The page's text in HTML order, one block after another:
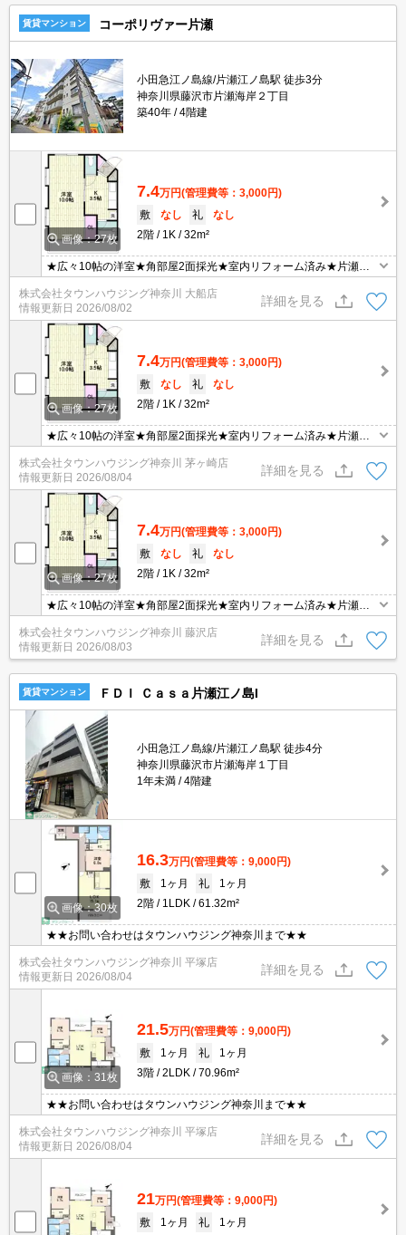
賃貸マンション コーポリヴァー片瀬
小田急江ノ島線/片瀬江ノ島駅 徒歩3分
神奈川県藤沢市片瀬海岸２丁目
築40年
4階建
画像：27枚
7.4万円(管理費等：3,000円)
敷
なし 礼
なし
2階
1K 32m²
★広々10帖の洋室★角部屋2面採光★室内リフォーム済み★片瀬江
ノ島駅徒歩3分の方立地★
株式会社タウンハウジング神奈川 大船店
情報更新日 2026/08/02
詳細を見る
画像：27枚
7.4万円(管理費等：3,000円)
敷
なし 礼
なし
2階
1K 32m²
★広々10帖の洋室★角部屋2面採光★室内リフォーム済み★片瀬江
ノ島駅徒歩3分の方立地★
株式会社タウンハウジング神奈川 茅ヶ崎店
情報更新日 2026/08/04
詳細を見る
画像：27枚
7.4万円(管理費等：3,000円)
敷
なし 礼
なし
2階
1K 32m²
★広々10帖の洋室★角部屋2面採光★室内リフォーム済み★片瀬江
ノ島駅徒歩3分の方立地★
株式会社タウンハウジング神奈川 藤沢店
情報更新日 2026/08/03
詳細を見る
賃貸マンション ＦＤＩ Ｃａｓａ片瀬江ノ島I
小田急江ノ島線/片瀬江ノ島駅 徒歩4分
神奈川県藤沢市片瀬海岸１丁目
1年未満
4階建
画像：30枚
16.3万円(管理費等：9,000円)
敷
1ヶ月 礼
1ヶ月
2階
1LDK 61.32m²
★★お問い合わせはタウンハウジング神奈川まで★★
株式会社タウンハウジング神奈川 平塚店
情報更新日 2026/08/04
詳細を見る
画像：31枚
21.5万円(管理費等：9,000円)
敷
1ヶ月 礼
1ヶ月
3階
2LDK 70.96m²
★★お問い合わせはタウンハウジング神奈川まで★★
株式会社タウンハウジング神奈川 平塚店
情報更新日 2026/08/04
詳細を見る
21万円(管理費等：9,000円)
敷
1ヶ月 礼 1ヶ月